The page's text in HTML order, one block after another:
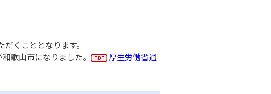
くこととなります。
歌山市になりました。
厚生労働省通